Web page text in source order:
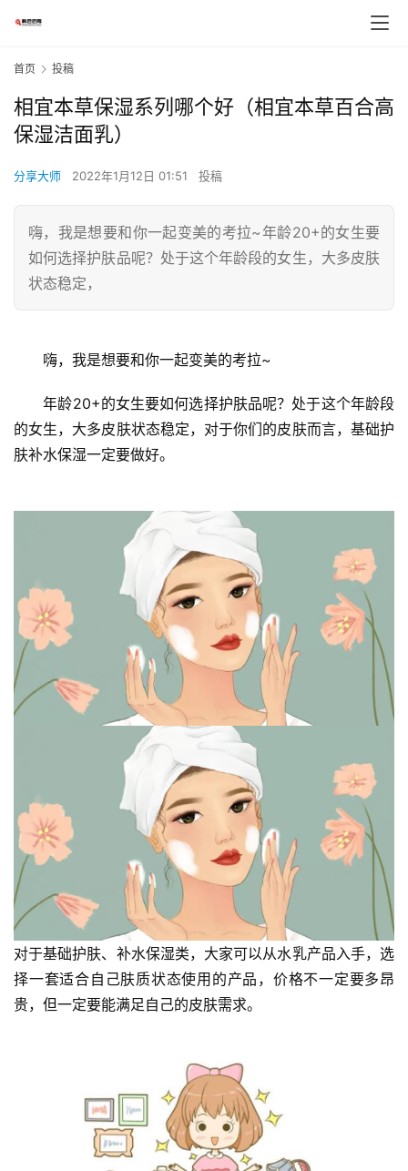
首页 投稿
相宜本草保湿系列哪个好（相宜本草百合高
保湿洁面乳）
分享大师 2022年1月12日 01:51 投稿
嗨，我是想要和你一起变美的考拉~年龄20+的女生要
如何选择护肤品呢？处于这个年龄段的女生，大多皮肤
状态稳定，
嗨，我是想要和你一起变美的考拉~
年龄20+的女生要如何选择护肤品呢？处于这个年龄段
的女生，大多皮肤状态稳定，对于你们的皮肤而言，基础护
肤补水保湿一定要做好。
对于基础护肤、补水保湿类，大家可以从水乳产品入手，选
择一套适合自己肤质状态使用的产品，价格不一定要多昂
贵，但一定要能满足自己的皮肤需求。